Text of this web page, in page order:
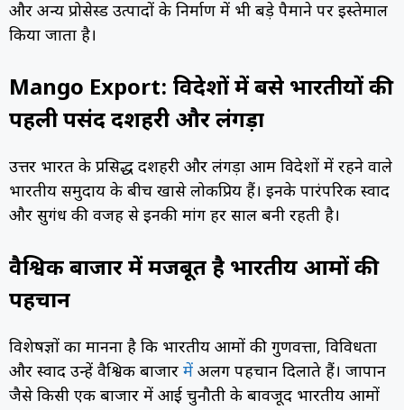
और अन्य प्रोसेस्ड उत्पादों के निर्माण में भी बड़े पैमाने पर इस्तेमाल
किया जाता है।
Mango Export: विदेशों में बसे भारतीयों की
पहली पसंद दशहरी और लंगड़ा
उत्तर भारत के प्रसिद्ध दशहरी और लंगड़ा आम विदेशों में रहने वाले
भारतीय समुदाय के बीच खासे लोकप्रिय हैं। इनके पारंपरिक स्वाद
और सुगंध की वजह से इनकी मांग हर साल बनी रहती है।
वैश्विक बाजार में मजबूत है भारतीय आमों की
पहचान
विशेषज्ञों का मानना है कि भारतीय आमों की गुणवत्ता, विविधता
और स्वाद उन्हें वैश्विक बाजार में अलग पहचान दिलाते हैं। जापान
जैसे किसी एक बाजार में आई चुनौती के बावजूद भारतीय आमों